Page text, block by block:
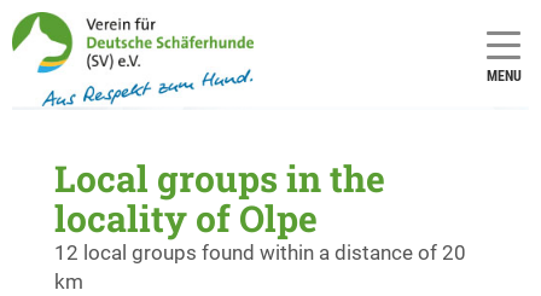
MENU
Local groups in the
locality of Olpe
12 local groups found within a distance of 20
km